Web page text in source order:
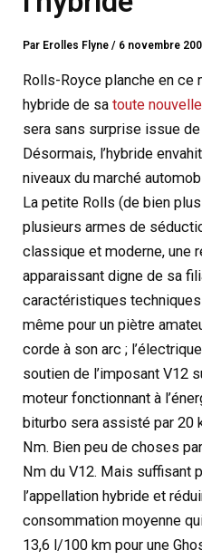
Par Erolles Flyne/ 6 novembre
Rolls-Royce planche en ce
hybride de satoute
sera sans surprise issue
Désormais, l’hybride
niveaux du marché
La petite Rolls (de bien
plusieurs armes de
classique et moderne, une
apparaissant digne de sa
caractéristiques
même pour un piètre
corde à son arc ;
soutien de l’imposant V12
moteur fonctionnant à
biturbo sera assisté par 20
Nm. Bien peu de choses
Nm du V12. Mais suffisant
l’appellation hybride et
consommation moyenne
13,6 l/100 km pour une